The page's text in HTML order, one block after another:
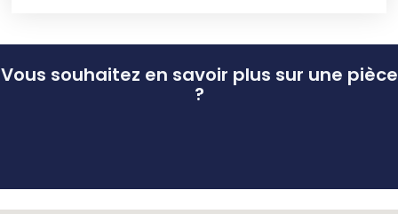
Vous souhaitez en savoir plus sur une pièce
?